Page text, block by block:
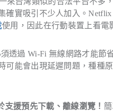
確實吸引不少人加入。
使用，因此在行動裝置上看電
透過 Wi-Fi 無線網路才能節
可能會出現延遲問題，種種
援預先下載、離線瀏覽！